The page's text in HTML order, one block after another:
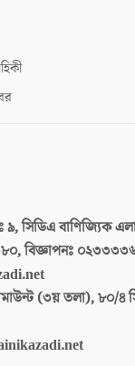
৯, সিডিএ বাণিজ্যিক
বিজ্ঞাপনঃ
(৩য় তলা), ৮০/৪